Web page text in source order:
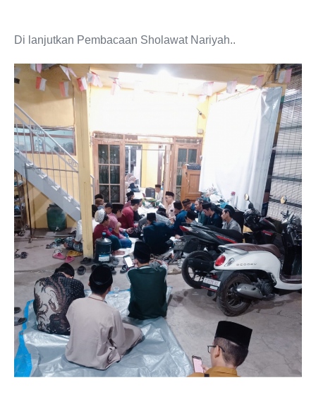
Di lanjutkan Pembacaan Sholawat Nariyah..